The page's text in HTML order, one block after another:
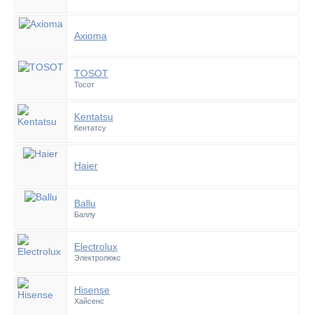
Axioma
TOSOT
Тосот
Kentatsu
Кентатсу
Haier
Ballu
Баллу
Electrolux
Электролюкс
Hisense
Хайсенс